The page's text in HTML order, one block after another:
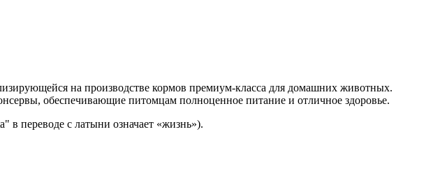
на производстве кормов премиум-класса для домашних животных.
обеспечивающие питомцам полноценное питание и отличное здоровье.
в переводе с латыни означает «жизнь»).